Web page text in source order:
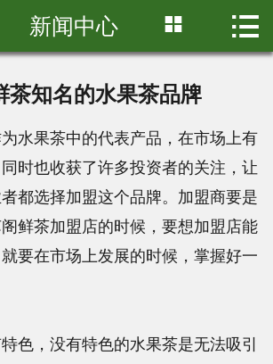
 首页
店铺展示
新闻中心
加盟中心
新闻中心  
茶知名的水果茶品牌
水果茶中的代表产品，在市场上有
时也收获了许多投资者的关注，让
都选择加盟这个品牌。加盟商要是
鲜茶加盟店的时候，要想加盟店能
要在市场上发展的时候，掌握好一
，没有特色的水果茶是无法吸引